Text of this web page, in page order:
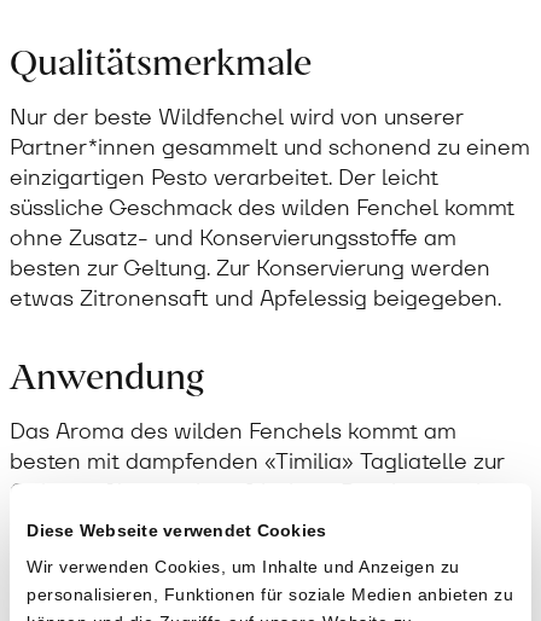
Diese Webseite verwendet Cookies
Wir verwenden Cookies, um Inhalte und Anzeigen zu
personalisieren, Funktionen für soziale Medien anbieten zu
Qualitätsmerkmale
Nur der beste Wildfenchel wird von unserer
Partner*innen gesammelt und schonend zu einem
einzigartigen Pesto verarbeitet. Der leicht
süssliche Geschmack des wilden Fenchel kommt
ohne Zusatz- und Konservierungsstoffe am
besten zur Geltung. Zur Konservierung werden
etwas Zitronensaft und Apfelessig beigegeben.
Anwendung
Das Aroma des wilden Fenchels kommt am
besten mit dampfenden «Timilia» Tagliatelle zur
Geltung. Aber auch zu frischem Brot ist es sehr
empfehlenswert. Wird nicht das ganze Glas
bedecken, wieder verschliessen und im
Kühlschrank aufbewahren.